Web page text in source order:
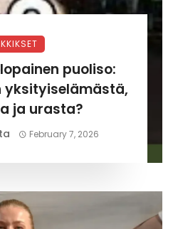
puoliso:
ja urasta?
February 7, 2026